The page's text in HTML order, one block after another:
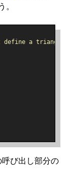
a triangle.
び出し部分の